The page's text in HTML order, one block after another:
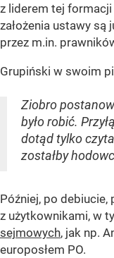
z liderem tej formacji
założenia ustawy
przez m.in.
Grupiński w swoim
Ziobro
było robić.
dotąd tylko
zostałby
Później, po debiucie,
z użytkownikami, w
sejmowych, jak np.
europosłem PO.